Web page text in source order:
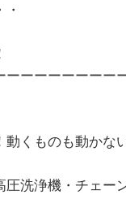
ーーーーーーー
くものも動かな
洗浄機・チェー